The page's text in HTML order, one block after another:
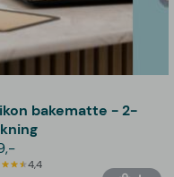
bakematte - 2-
4,4